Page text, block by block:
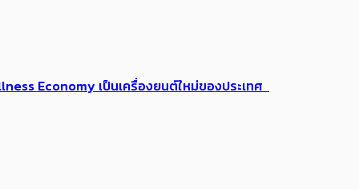
Economy เป็นเครื่องยนต์ใหม่ของประเทศ